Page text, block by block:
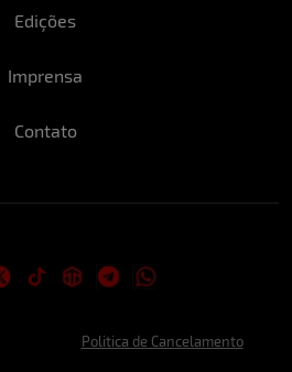
Edições
Imprensa
Contato
Politica de Cancelamento